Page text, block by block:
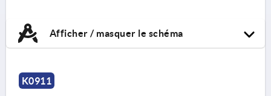
Afficher / masquer le schéma
K0911